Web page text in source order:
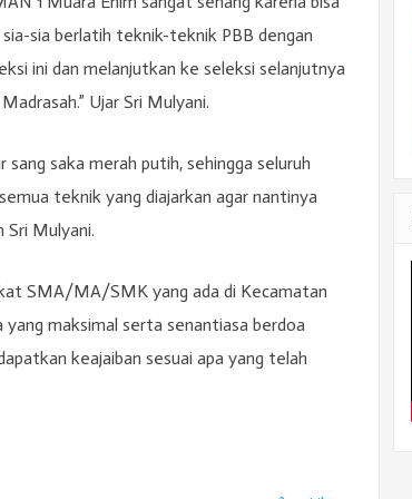
sia berlatih teknik-teknik PBB dengan
ini dan melanjutkan ke seleksi selanjutnya
Ujar Sri Mulyani.
sang saka merah putih, sehingga seluruh
teknik yang diajarkan agar nantinya
Sri Mulyani.
SMA/MA/SMK yang ada di Kecamatan
maksimal serta senantiasa berdoa
keajaiban sesuai apa yang telah